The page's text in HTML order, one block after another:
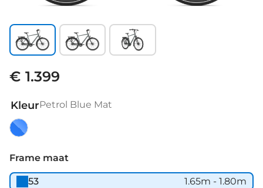
€ 1.399
KleurPetrol Blue Mat
Blue
Mat
Frame maat
53
1.65m - 1.80m